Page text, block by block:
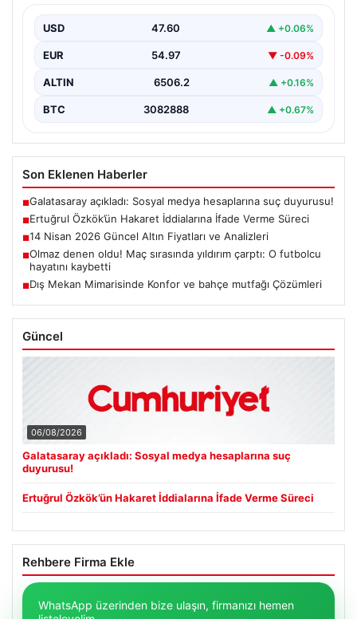
Cumhurbaşkanına hakaret iddialarıyla yürütülen
soruşturma kapsamında İstanbul Adalet…
USD 47.60 ▲ +0.06%
EUR 54.97 ▼ -0.09%
ALTIN 6506.2 ▲ +0.16%
BTC 3082888 ▲ +0.67%
Son Eklenen Haberler
■Galatasaray açıkladı: Sosyal medya hesaplarına suç duyurusu!
■Ertuğrul Özkök’ün Hakaret İddialarına İfade Verme Süreci
■14 Nisan 2026 Güncel Altın Fiyatları ve Analizleri
■Olmaz denen oldu! Maç sırasında yıldırım çarptı: O futbolcu
hayatını kaybetti
■Dış Mekan Mimarisinde Konfor ve bahçe mutfağı Çözümleri
Güncel
06/08/2026
Galatasaray açıkladı: Sosyal medya hesaplarına suç
duyurusu!
Ertuğrul Özkök’ün Hakaret İddialarına İfade Verme Süreci
Rehbere Firma Ekle
WhatsApp üzerinden bize ulaşın, firmanızı hemen